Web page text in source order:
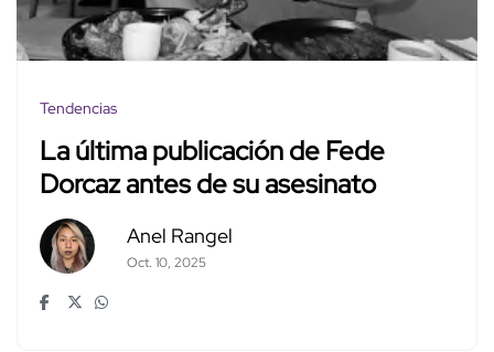
Tendencias
La última publicación de Fede
Dorcaz antes de su asesinato
Anel Rangel
Oct. 10, 2025